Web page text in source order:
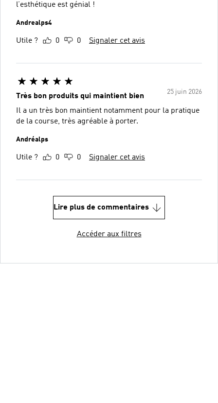
l’esthétique est génial !
Andrealps4
Utile ? 0 0 Signaler cet avis
25 juin 2026
Très bon produits qui maintient bien
Il a un très bon maintient notamment pour la pratique
de la course, très agréable à porter.
Andréalps
Utile ? 0 0 Signaler cet avis
Lire plus de commentaires
Accéder aux filtres